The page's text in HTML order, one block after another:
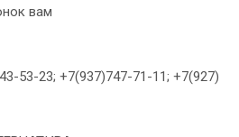
вам
53-23; +7(937)747-71-11; +7(927)